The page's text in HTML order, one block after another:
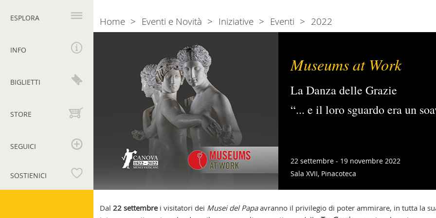
principale
ESPLORA
INFO
BIGLIETTI
STORE
SEGUICI
SOSTIENICI
Museums at Work
La Danza delle Grazie
“... e il loro sguardo era un
22 settembre - 19 novembre 2022
Sala XVII, Pinacoteca
Dal 22 settembrei visitatori dei Musei del Papaavranno il privilegio di poter ammirare, in tutta la
Breadcrumb
Home Eventi e Novità Iniziative Eventi 2022